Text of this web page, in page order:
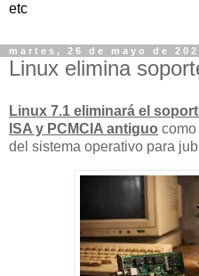
etc
martes, 26 de mayo de
Linux elimina
Linux 7.1 eliminará el
ISA y PCMCIA antiguo como
del sistema operativo para